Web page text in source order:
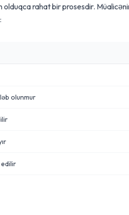
olduqca rahat bir prosesdir.
olunmur
edilir